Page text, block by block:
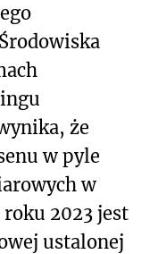
że
w pyle
w
roku 2023 jest
ustalonej